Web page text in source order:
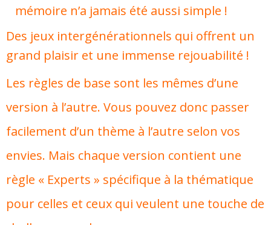
mémoire n’a jamais été aussi simple !
Des jeux intergénérationnels qui offrent un
grand plaisir et une immense rejouabilité !
Les règles de base sont les mêmes d’une
version à l’autre. Vous pouvez donc passer
facilement d’un thème à l’autre selon vos
envies. Mais chaque version contient une
règle « Experts » spécifique à la thématique
pour celles et ceux qui veulent une touche de